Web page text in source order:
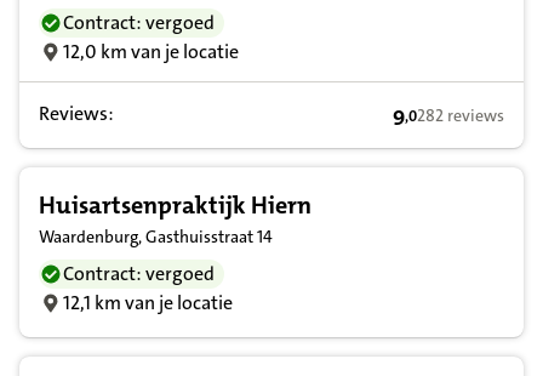
Contract: vergoed
12,0 km van je locatie
Reviews: 9,0 op basis van
9,0282 reviews
Huisartsenpraktijk Hiern
Waardenburg, Gasthuisstraat 14
Contract: vergoed
12,1 km van je locatie